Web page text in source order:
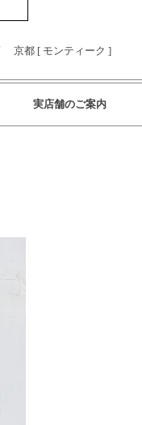
京都 [ モンティーク ]
実店舗のご案内